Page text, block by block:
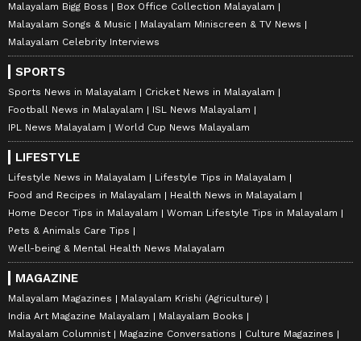
Malayalam Bigg Boss
Box Office Collection Malayalam
Malayalam Songs & Music
Malayalam Miniscreen & TV News
Malayalam Celebrity Interviews
SPORTS
Sports News in Malayalam
Cricket News in Malayalam
Football News in Malayalam
ISL News Malayalam
IPL News Malayalam
World Cup News Malayalam
LIFESTYLE
Lifestyle News in Malayalam
Lifestyle Tips in Malayalam
Food and Recipes in Malayalam
Health News in Malayalam
Home Decor Tips in Malayalam
Woman Lifestyle Tips in Malayalam
Pets & Animals Care Tips
Well-being & Mental Health News Malayalam
MAGAZINE
Malayalam Magazines
Malayalam Krishi (Agriculture)
India Art Magazine Malayalam
Malayalam Books
Malayalam Columnist
Magazine Conversations
Culture Magazines